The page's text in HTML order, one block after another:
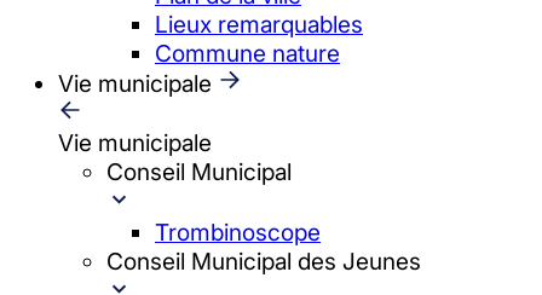
Lieux remarquables
Commune nature
Vie municipale
Vie municipale
Conseil Municipal
Trombinoscope
Conseil Municipal des Jeunes